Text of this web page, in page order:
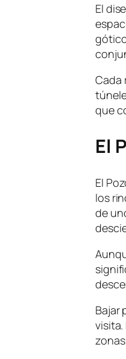
El
Cada
que
El
El
los
de
Bajar